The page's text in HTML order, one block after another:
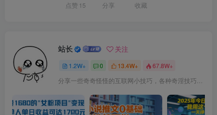
点赞 15 分享 收藏
站长 关注
1.2W+ 0 13.4W+ 67.8W+